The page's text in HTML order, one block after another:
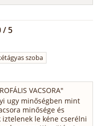
/ 5
szoba
VACSORA"
ugy minőségben mint
minősége és
le kéne cserélni